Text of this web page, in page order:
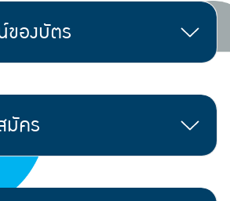
ของบัตร
คร